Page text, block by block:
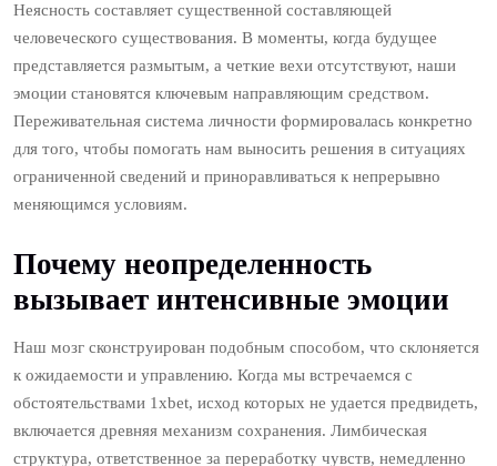
Неясность составляет существенной составляющей
человеческого существования. В моменты, когда будущее
представляется размытым, а четкие вехи отсутствуют, наши
эмоции становятся ключевым направляющим средством.
Переживательная система личности формировалась конкретно
для того, чтобы помогать нам выносить решения в ситуациях
ограниченной сведений и приноравливаться к непрерывно
меняющимся условиям.
Почему неопределенность
вызывает интенсивные эмоции
Наш мозг сконструирован подобным способом, что склоняется
к ожидаемости и управлению. Когда мы встречаемся с
обстоятельствами 1xbet, исход которых не удается предвидеть,
включается древняя механизм сохранения. Лимбическая
структура, ответственное за переработку чувств, немедленно